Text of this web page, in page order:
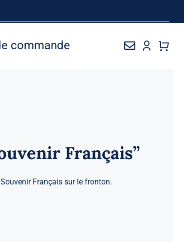
commande
Français”
Français sur le fronton.